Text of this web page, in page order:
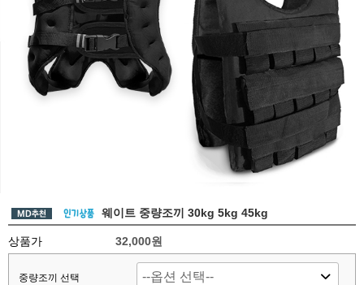
웨이트 중량조끼 30kg 5kg 45kg
상품가 32,000원
중량조끼 선택